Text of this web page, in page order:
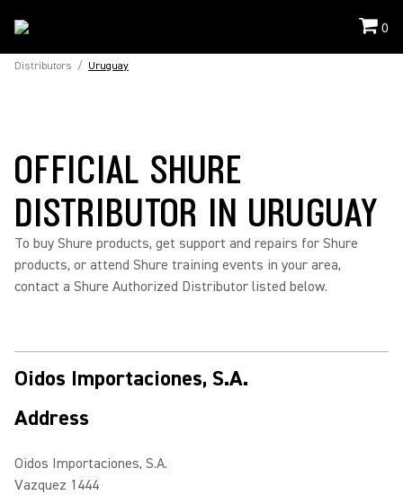
0
Distributors / Uruguay
OFFICIAL SHURE
DISTRIBUTOR IN URUGUAY
To buy Shure products, get support and repairs for Shure
products, or attend Shure training events in your area,
contact a Shure Authorized Distributor listed below.
Oidos Importaciones, S.A.
Address
Oidos Importaciones, S.A.
Vazquez 1444